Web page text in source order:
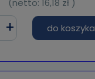
(netto: 16,18 zł)
do koszyka